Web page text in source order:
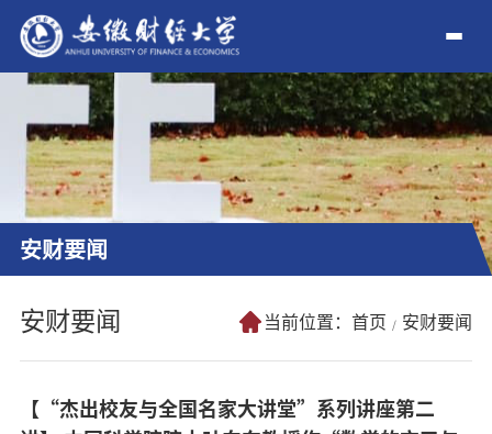
安财要闻
安财要闻 当前位置： 首页 安财要闻
【“杰出校友与全国名家大讲堂”系列讲座第二